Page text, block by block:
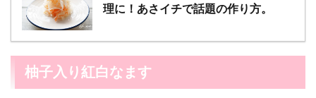
理に！あさイチで話題の作り方。
柚子入り紅白なます